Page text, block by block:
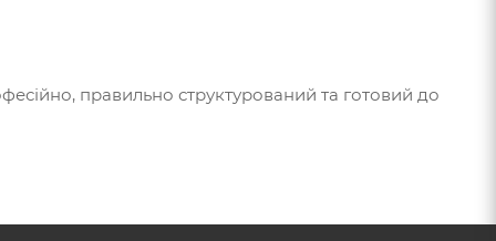
правильно структурований та готовий до